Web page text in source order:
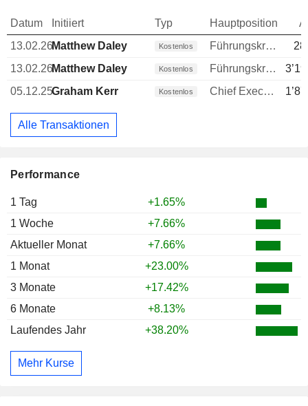
Performance
1 Tag
+1.65%
1 Woche
+7.66%
Aktueller Monat
+7.66%
1 Monat
+23.00%
3 Monate
+17.42%
6 Monate
+8.13%
Laufendes Jahr
+38.20%
Mehr Kurse
Datum Initiiert Typ Hauptposition
13.02.26Matthew Daley Kostenlos Führungskraft / leitender Angestellter
13.02.26Matthew Daley Kostenlos Führungskraft / leitender Angestellter
05.12.25Graham Kerr Kostenlos Chief Executive Officer (CEO)
Alle Transaktionen